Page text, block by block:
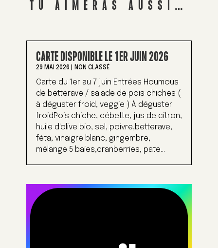
TU AIMERAS AUSSI…
CARTE DISPONIBLE LE 1ER JUIN 2026
29 MAI 2026 NON CLASSÉ
Carte du 1er au 7 juin Entrées Houmous
de betterave / salade de pois chiches (
à déguster froid, veggie ) À déguster
froidPois chiche, cébette, jus de citron,
huile d'olive bio, sel, poivre,betterave,
féta, vinaigre blanc, gingembre,
mélange 5 baies,cranberries, pate...